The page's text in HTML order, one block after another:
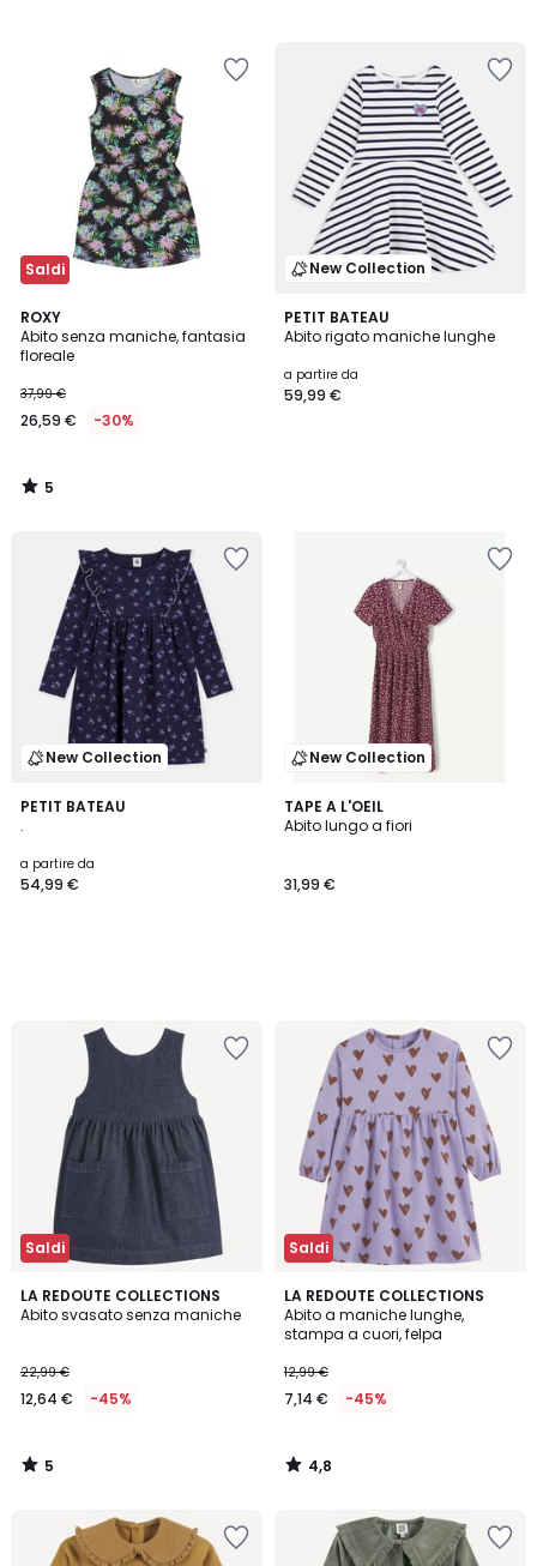
Saldi
ROXY
Abito senza maniche, fantasia
floreale
37,99 €
26,59 € -30%
5
/
5
5
/
New Collection
PETIT BATEAU
Abito rigato maniche lunghe
a partire da
59,99 €
New Collection
PETIT BATEAU
.
a partire da
54,99 €
New Collection
TAPE A L'OEIL
Abito lungo a fiori
31,99 €
Saldi
LA REDOUTE COLLECTIONS
Abito svasato senza maniche
22,99 €
12,64 € -45%
5
/
5
/
Saldi
LA REDOUTE COLLECTIONS
Abito a maniche lunghe,
stampa a cuori, felpa
12,99 €
7,14 € -45%
4,8
/ 5
4,8
/